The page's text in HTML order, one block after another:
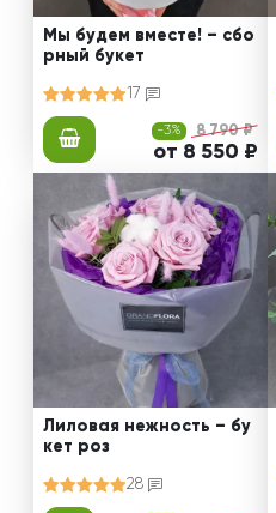
Мы будем вместе! – сбо
рный букет
17
-3% 8 790 ₽
от 8 550 ₽
Лиловая нежность – бу
кет роз
28